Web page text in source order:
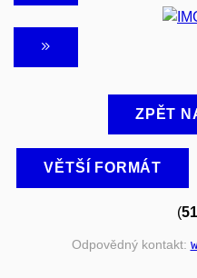
ZPĚT
VĚTŠÍ FORMÁT
(51
Odpovědný kontakt: